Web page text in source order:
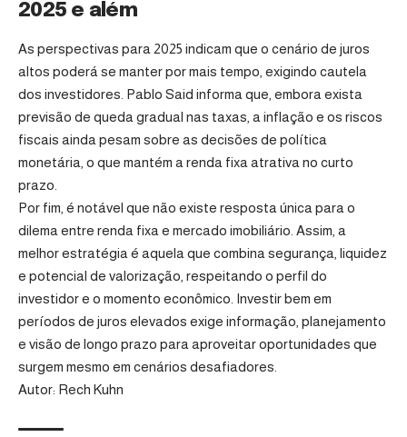
2025 e além
As perspectivas para 2025 indicam que o cenário de juros
altos poderá se manter por mais tempo, exigindo cautela
dos investidores. Pablo Said informa que, embora exista
previsão de queda gradual nas taxas, a inflação e os riscos
fiscais ainda pesam sobre as decisões de política
monetária, o que mantém a renda fixa atrativa no curto
prazo.
Por fim, é notável que não existe resposta única para o
dilema entre renda fixa e mercado imobiliário. Assim, a
melhor estratégia é aquela que combina segurança, liquidez
e potencial de valorização, respeitando o perfil do
investidor e o momento econômico. Investir bem em
períodos de juros elevados exige informação, planejamento
e visão de longo prazo para aproveitar oportunidades que
surgem mesmo em cenários desafiadores.
Autor: Rech Kuhn